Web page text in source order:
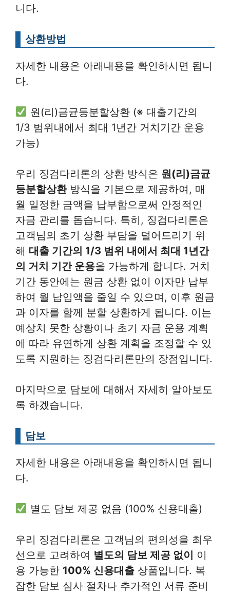
니다.
상환방법
자세한 내용은 아래내용을 확인하시면 됩니
다.
원(리)금균등분할상환 (※ 대출기간의
1/3 범위내에서 최대 1년간 거치기간 운용
가능)
우리 징검다리론의 상환 방식은 원(리)금균
등분할상환방식을 기본으로 제공하여, 매
월 일정한 금액을 납부함으로써 안정적인
자금 관리를 돕습니다. 특히, 징검다리론은
고객님의 초기 상환 부담을 덜어드리기 위
해 대출 기간의 1/3 범위 내에서 최대 1년간
의 거치 기간 운용을 가능하게 합니다. 거치
기간 동안에는 원금 상환 없이 이자만 납부
하여 월 납입액을 줄일 수 있으며, 이후 원금
과 이자를 함께 분할 상환하게 됩니다. 이는
예상치 못한 상황이나 초기 자금 운용 계획
에 따라 유연하게 상환 계획을 조정할 수 있
도록 지원하는 징검다리론만의 장점입니다.
마지막으로 담보에 대해서 자세히 알아보도
록 하겠습니다.
담보
자세한 내용은 아래내용을 확인하시면 됩니
다.
별도 담보 제공 없음 (100% 신용대출)
우리 징검다리론은 고객님의 편의성을 최우
선으로 고려하여 별도의 담보 제공 없이 이
용 가능한 100% 신용대출 상품입니다. 복
잡한 담보 심사 절차나 추가적인 서류 준비